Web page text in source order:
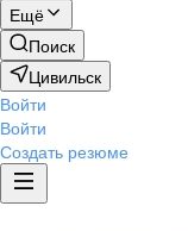
Ещё
Поиск
Цивильск
Войти
Войти
Создать резюме